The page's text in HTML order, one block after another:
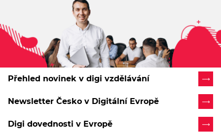
Přehled novinek v digi vzdělávání
Newsletter Česko v Digitální Evropě
Digi dovednosti v Evropě